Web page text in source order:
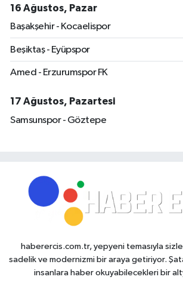
16 Ağustos, Pazar
Başakşehir - Kocaelispor
Beşiktaş - Eyüpspor
Amed - Erzurumspor FK
17 Ağustos, Pazartesi
Samsunspor - Göztepe
haberercis.com.tr, yepyeni temasıyla
sadelik ve modernizmi bir araya getiriyor.
insanlara haber okuyabilecekleri bir